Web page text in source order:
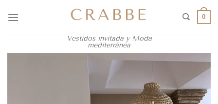
Vestidos invitada y Moda
mediterránea
0